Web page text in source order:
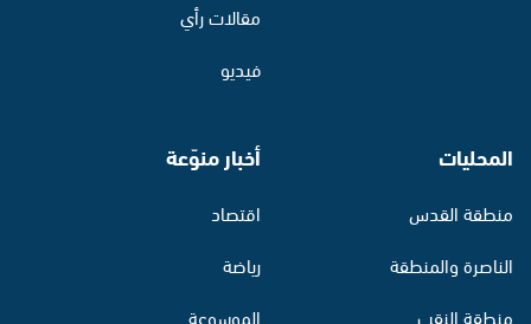
مقالات رأي
فيديو
المحليات
منطقة القدس
الناصرة والمنطقة
منطقة النقب
أخبار منوّعة
اقتصاد
رياضة
الموسوعة